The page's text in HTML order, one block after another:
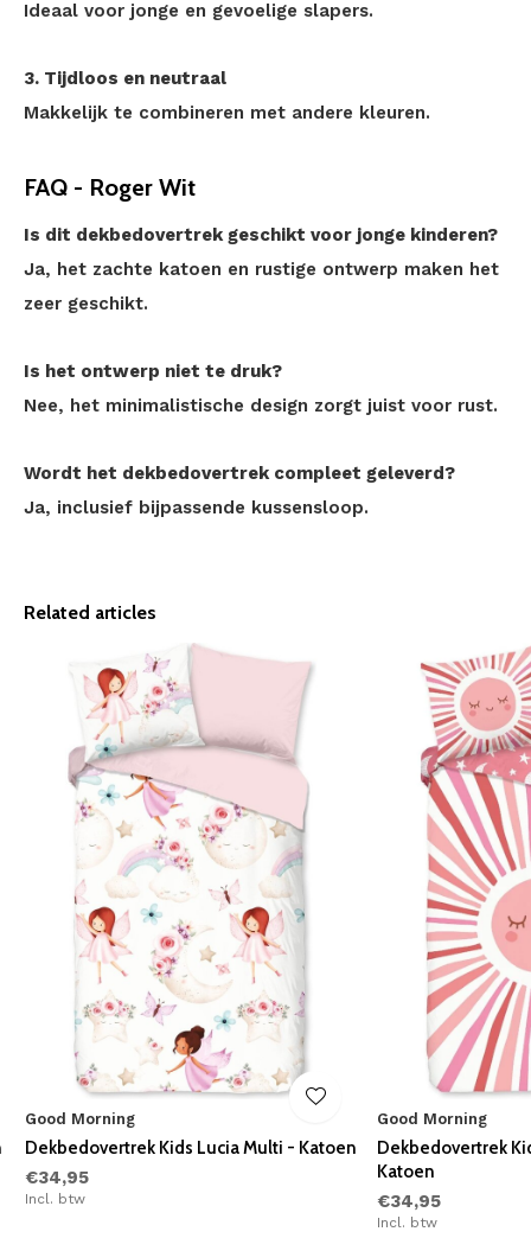
Ideaal voor jonge en gevoelige slapers.
3. Tijdloos en neutraal
Makkelijk te combineren met andere kleuren.
FAQ - Roger Wit
Is dit dekbedovertrek geschikt voor jonge kinderen?
Ja, het zachte katoen en rustige ontwerp maken het
zeer geschikt.
Is het ontwerp niet te druk?
Nee, het minimalistische design zorgt juist voor rust.
Wordt het dekbedovertrek compleet geleverd?
Ja, inclusief bijpassende kussensloop.
Related articles
Good Morning
Dekbedovertrek Kids Lucia Multi - Katoen
€34,95
Incl. btw
Good Morning
Dekbedovertrek
Katoen
€34,95
Incl. btw